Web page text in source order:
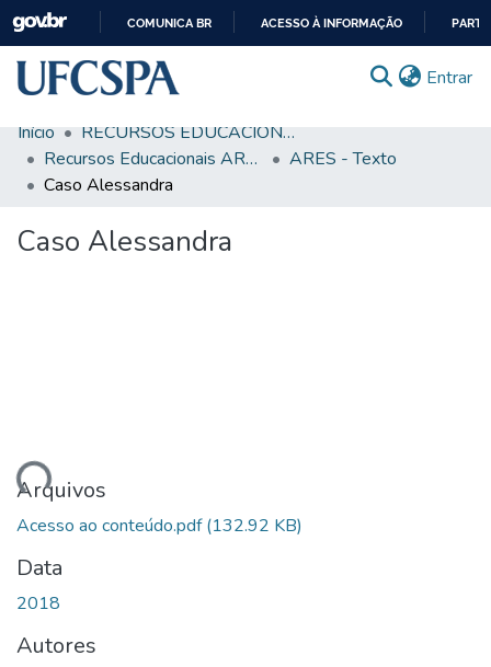
CONTEÚDO
COMUNICA BR ACESSO À INFORMAÇÃO
Entrar
Comunidades & Coleções
Busca Facetada
Estatísticas
Início
RECURSOS EDUCACIONAIS
Recursos Educacionais ARES/UNA-SUS
ARES - Texto
Caso Alessandra
Caso Alessandra
Arquivos
Acesso ao conteúdo.pdf(132.92 KB)
Data
2018
Autores